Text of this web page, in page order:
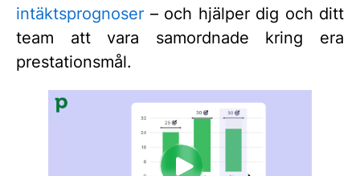
intäktsprognoser – och hjälper dig och ditt
team att vara samordnade kring era
prestationsmål.